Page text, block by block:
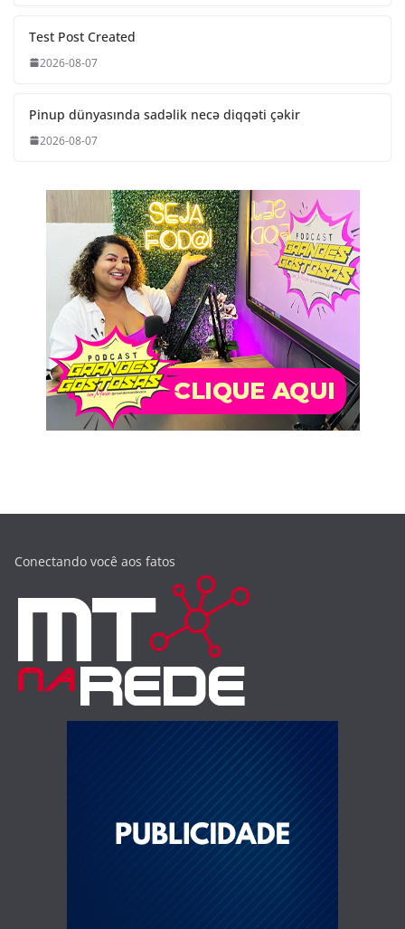
Test Post Created
2026-08-07
Pinup dünyasında sadəlik necə diqqəti çəkir
2026-08-07
Conectando você aos fatos